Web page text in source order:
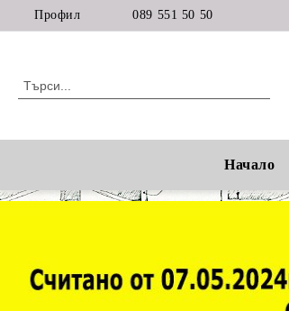
Профил 089 551 50 50
Начало